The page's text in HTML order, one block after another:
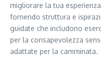
migliorare la tua
fornendo struttura e
guidate che includono
per la consapevolezza
adattate per la camminata.